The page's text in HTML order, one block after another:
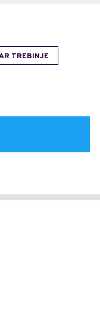
TREBINJE